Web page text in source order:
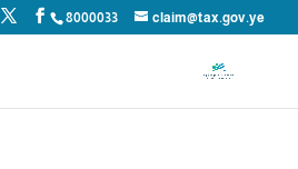
8000033 claim@tax.gov.ye